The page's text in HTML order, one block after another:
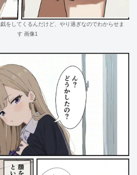
をしてくるんだけど、やり過ぎなのでわからせま
す 画像1